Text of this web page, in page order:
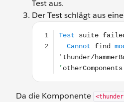
Test aus.
Der Test schlägt aus
Test suite failed to run
Da die Komponente